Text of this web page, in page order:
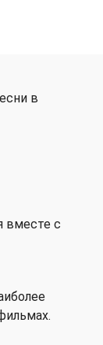
в
вместе с